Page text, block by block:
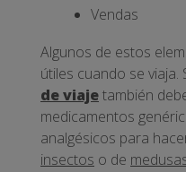
Vendas
Algunos de estos
útiles cuando se viaja.
de viajetambién
medicamentos
analgésicos para
insectos o de